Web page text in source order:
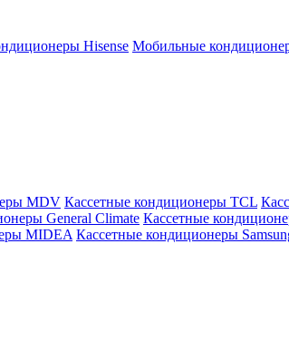
Hisense Мобильные
MDV Кассетные кондиционеры TCL
General Climate Кассетные
MIDEA Кассетные кондиционеры